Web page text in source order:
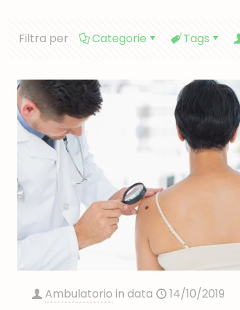
Filtra per Categorie Tags
Ambulatorio in data 14/10/2019